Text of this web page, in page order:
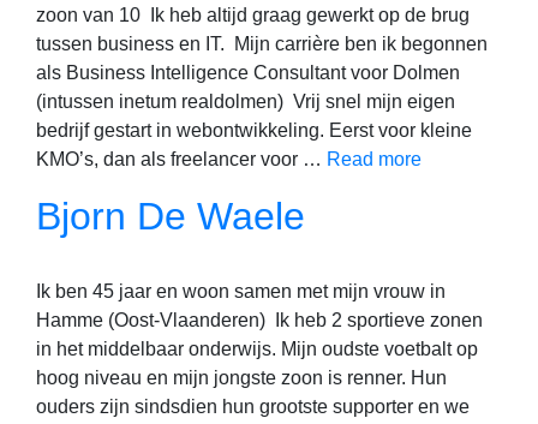
zoon van 10 Ik heb altijd graag gewerkt op de brug
tussen business en IT. Mijn carrière ben ik begonnen
als Business Intelligence Consultant voor Dolmen
(intussen inetum realdolmen) Vrij snel mijn eigen
bedrijf gestart in webontwikkeling. Eerst voor kleine
KMO’s, dan als freelancer voor … Read more
Bjorn De Waele
Ik ben 45 jaar en woon samen met mijn vrouw in
Hamme (Oost-Vlaanderen) Ik heb 2 sportieve zonen
in het middelbaar onderwijs. Mijn oudste voetbalt op
hoog niveau en mijn jongste zoon is renner. Hun
ouders zijn sindsdien hun grootste supporter en we